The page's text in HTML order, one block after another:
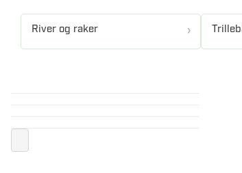
River og raker